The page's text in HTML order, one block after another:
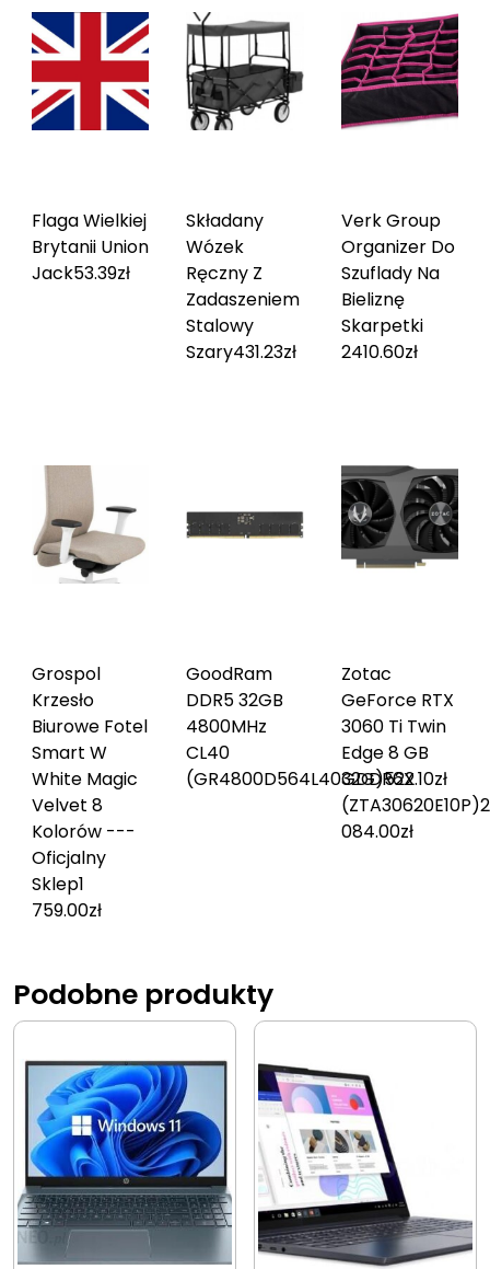
Flaga Wielkiej
Brytanii Union
Jack53.39zł
Składany
Wózek
Ręczny Z
Zadaszeniem
Stalowy
Szary431.23zł
Verk Group
Organizer Do
Szuflady Na
Bieliznę
Skarpetki
2410.60zł
Grospol
Krzesło
Biurowe Fotel
Smart W
White Magic
Velvet 8
Kolorów ---
Oficjalny
Sklep1
759.00zł
GoodRam
DDR5 32GB
4800MHz
CL40
(GR4800D564L4032G)522.10zł
Zotac
GeForce RTX
3060 Ti Twin
Edge 8 GB
GDDR6X
(ZTA30620E10P)2
084.00zł
Podobne produkty